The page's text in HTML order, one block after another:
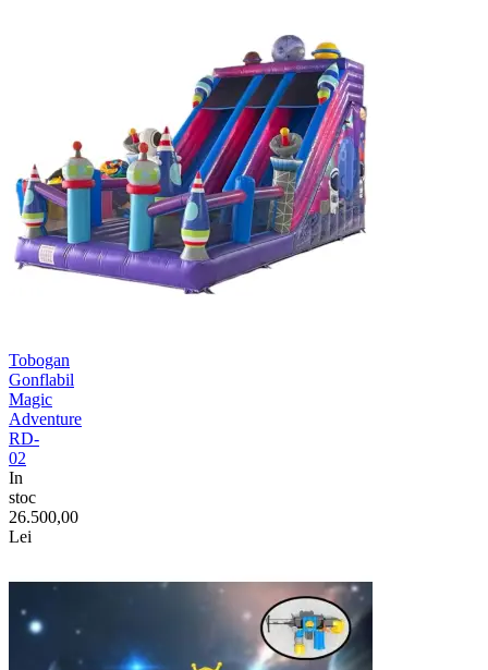
Tobogan
Gonflabil
Magic
Adventure
RD-
02
In
stoc
26.500,00
Lei